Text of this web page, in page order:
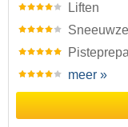
Liften
meer »